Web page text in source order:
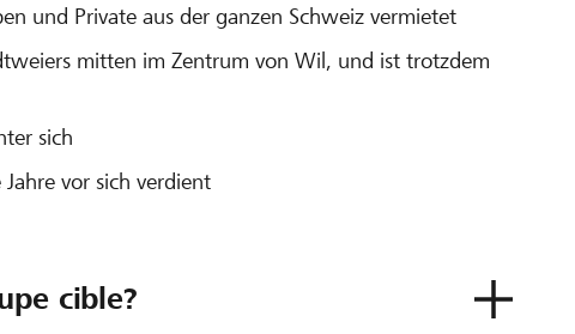
und Private aus der ganzen Schweiz vermietet
mitten im Zentrum von Wil, und ist trotzdem
sich
vor sich verdient
cible?